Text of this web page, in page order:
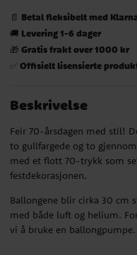
📄 Betal fleksibelt med
🚚 Levering 1-6 dager
🎁 Gratis frakt over 1000 kr
✅ Offisielt lisensierte
Beskrivelse
Feir 70-årsdagen med stil!
to gullfargede og to
med et flott 70-trykk som
festdekorasjonen.
Ballongene blir cirka 30 cm
med både luft og helium.
vi å bruke en ballongpumpe.